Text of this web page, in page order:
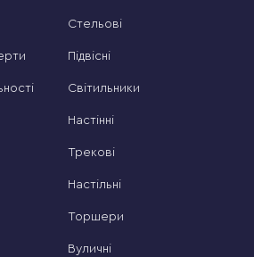
Стельові
Підвісні
Світильники
Настінні
Трекові
Настільні
Торшери
Вуличні